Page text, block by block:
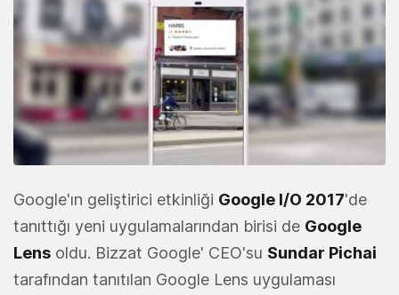
Google'ın geliştirici etkinliği Google I/O 2017'de
tanıttığı yeni uygulamalarından birisi de Google
Lens oldu. Bizzat Google' CEO'su Sundar Pichai
tarafından tanıtılan Google Lens uygulaması